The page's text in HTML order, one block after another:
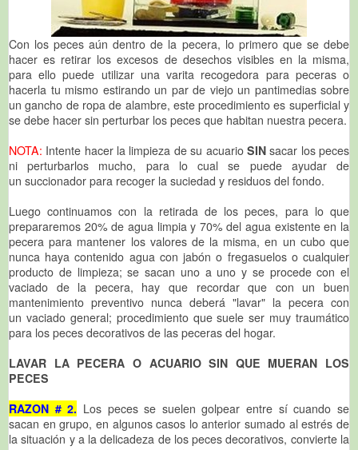
Con los peces aún dentro de la pecera, lo primero que se debe
hacer es retirar los excesos de desechos visibles en la misma,
para ello puede utilizar una varita recogedora para peceras o
hacerla tu mismo estirando un par de viejo un pantimedias sobre
un gancho de ropa de alambre, este procedimiento es superficial y
se debe hacer sin perturbar los peces que habitan nuestra pecera.
NOTA: Intente hacer la limpieza de su acuario SINsacar los peces
ni perturbarlos mucho, para lo cual se puede ayudar de
un succionador para recoger la suciedad y residuos del fondo.
Luego continuamos con la retirada de los peces, para lo que
prepararemos 20% de agua limpia y 70% del agua existente en la
pecera para mantener los valores de la misma, en un cubo que
nunca haya contenido agua con jabón o fregasuelos o cualquier
producto de limpieza; se sacan uno a uno y se procede con el
vaciado de la pecera, hay que recordar que con un buen
mantenimiento preventivo nunca deberá "lavar" la pecera con
un vaciado general; procedimiento que suele ser muy traumático
para los peces decorativos de las peceras del hogar.
LAVAR LA PECERA O ACUARIO SIN QUE MUERAN LOS
PECES
RAZON # 2. Los peces se suelen golpear entre sí cuando se
sacan en grupo, en algunos casos lo anterior sumado al estrés de
la situación y a la delicadeza de los peces decorativos, convierte la